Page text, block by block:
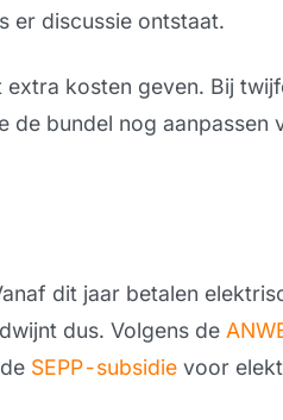
er discussie ontstaat.
kosten geven. Bij
de bundel nog aanpassen
dit jaar betalen
dus. Volgens de
SEPP-subsidievoor